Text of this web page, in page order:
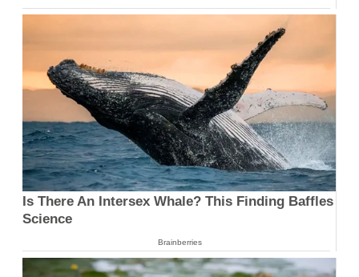
Is There An Intersex Whale? This Finding Baffles
Science
Brainberries